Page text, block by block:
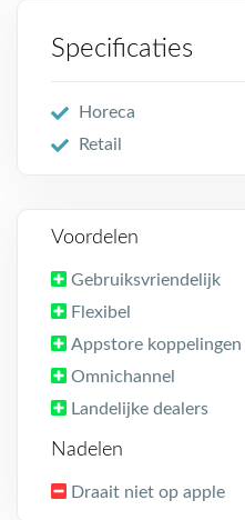
Specificaties
Horeca
Retail
Voordelen
Gebruiksvriendelijk
Flexibel
Appstore koppelingen
Omnichannel
Landelijke dealers
Nadelen
Draait niet op apple